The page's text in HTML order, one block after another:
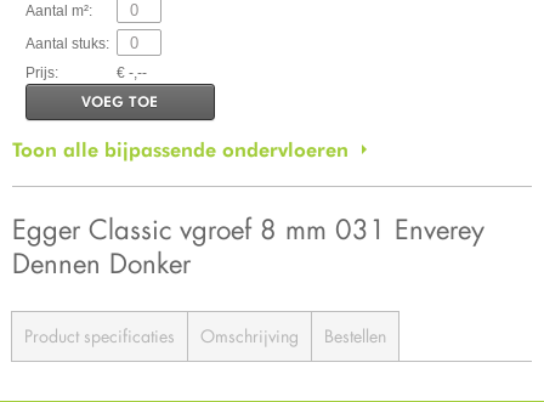
Aantal m²:
Aantal stuks:
Prijs:
€ -,--
VOEG TOE
Toon alle bijpassende ondervloeren
Egger Classic vgroef 8 mm 031 Enverey
Dennen Donker
Product specificaties Omschrijving Bestellen